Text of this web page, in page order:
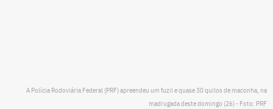
A Polícia Rodoviária Federal (PRF) apreendeu um fuzil e quase 30 quilos de maconha, na
madrugada deste domingo (26) - Foto: PRF